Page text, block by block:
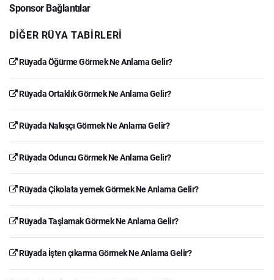
Sponsor Bağlantılar
DIĞER RÜYA TABIRLERI
Rüyada Öğürme Görmek Ne Anlama Gelir?
Rüyada Ortaklık Görmek Ne Anlama Gelir?
Rüyada Nakışçı Görmek Ne Anlama Gelir?
Rüyada Oduncu Görmek Ne Anlama Gelir?
Rüyada Çikolata yemek Görmek Ne Anlama Gelir?
Rüyada Taşlamak Görmek Ne Anlama Gelir?
Rüyada İşten çıkarma Görmek Ne Anlama Gelir?